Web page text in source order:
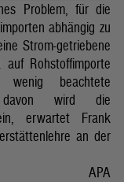
Problem, für die
abhängig zu
Strom-getriebene
auf Rohstoffimporte
wenig beachtete
davon wird die
erwartet Frank
an der
APA